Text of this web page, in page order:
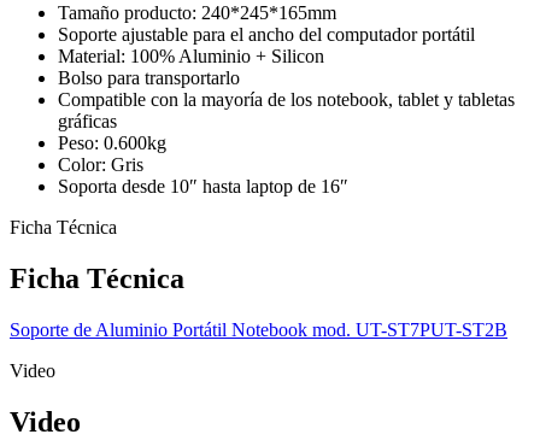
Tamaño producto: 240*245*165mm
Soporte ajustable para el ancho del computador portátil
Material: 100% Aluminio + Silicon
Bolso para transportarlo
Compatible con la mayoría de los notebook, tablet y tabletas
gráficas
Peso: 0.600kg
Color: Gris
Soporta desde 10″ hasta laptop de 16″
Ficha Técnica
Ficha Técnica
Soporte de Aluminio Portátil Notebook mod. UT-ST7PUT-ST2B
Video
Video